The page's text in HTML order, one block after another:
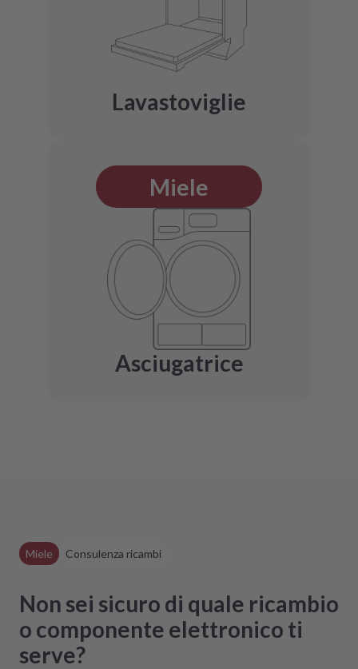
Lavastoviglie
Miele
Asciugatrice
Miele Consulenza ricambi
Non sei sicuro di quale ricambio
o componente elettronico ti
serve?